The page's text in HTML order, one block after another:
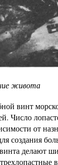
живота
винт
Число
от
создания
делают